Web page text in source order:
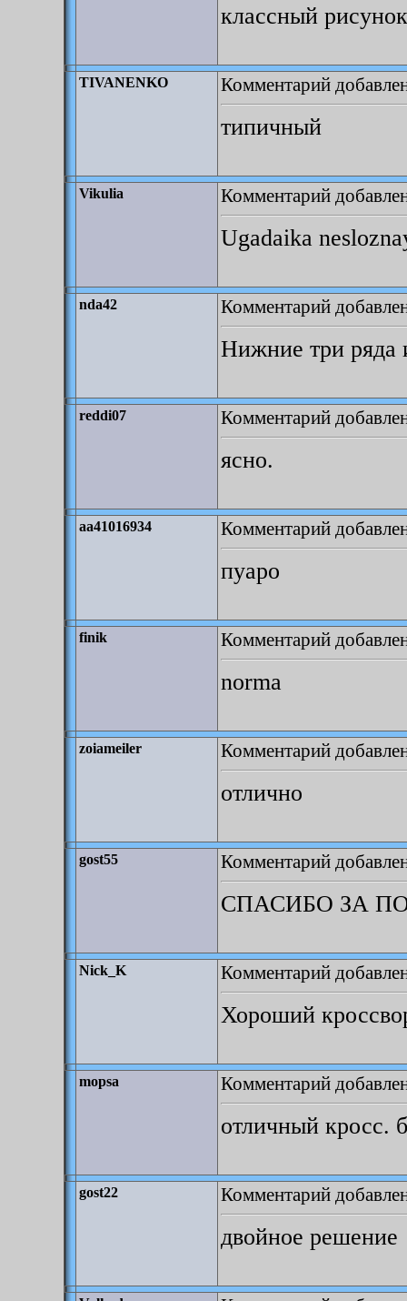
классный рисунок
TIVANENKO Комментарий
типичный
Vikulia Комментарий
Ugadaika
nda42 Комментарий
Нижние три ряда
reddi07 Комментарий
ясно.
aa41016934 Комментарий
пуаро
finik Комментарий
norma
zoiameiler Комментарий
отлично
gost55 Комментарий
СПАСИБО ЗА
Nick_K Комментарий
Хороший
mopsa Комментарий
отличный кросс.
gost22 Комментарий
двойное решение